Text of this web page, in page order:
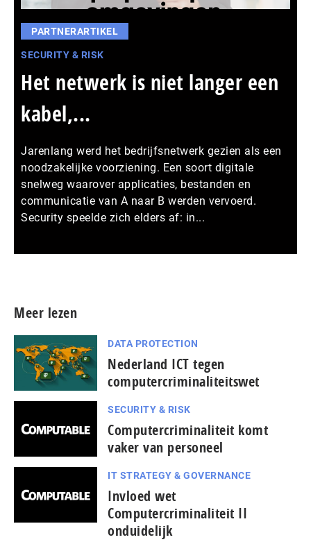
PARTNERARTIKEL
SECURITY & RISK
Het netwerk is niet langer een
kabel,...
Jarenlang werd het bedrijfsnetwerk gezien als een
noodzakelijke voorziening. Een soort digitale
snelweg waarover applicaties, bestanden en
communicatie van A naar B werden vervoerd.
Security speelde zich elders af: in...
Meer lezen
DATA PROTECTION
Nederland ICT tegen
computercriminaliteitswet
SECURITY & RISK
Computercriminaliteit komt
vaker van personeel
IT STRATEGY & GOVERNANCE
Invloed wet
Computercriminaliteit II
onduidelijk